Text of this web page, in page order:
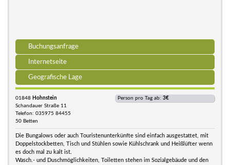
Buchungsanfrage
Internetseite
Geografische Lage
01848 Hohnstein
Schandauer Straße 11
Telefon: 035975 84455
50 Betten
Person pro Tag ab: 3€
Die Bungalows oder auch Touristenunterkünfte sind einfach ausgestattet, mit
Doppelstockbetten, Tisch und Stühlen sowie Kühlschrank und Heißlüfter wenn
es doch mal zu kalt ist.
Wasch.- und Duschmöglichkeiten, Toiletten stehen im Sozialgebäude und den